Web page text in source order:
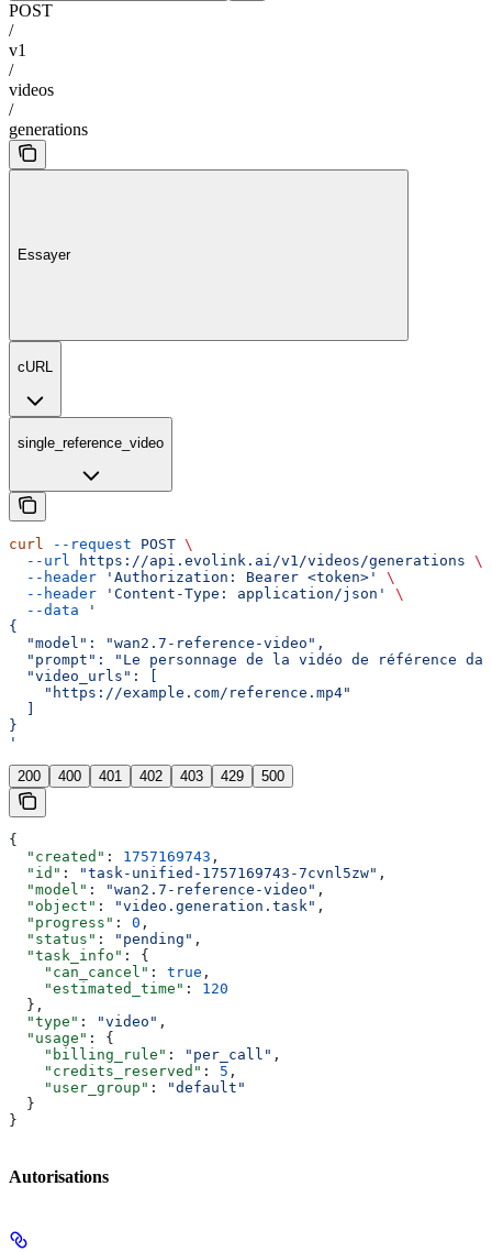
POST
/
v1
/
videos
/
generations
Essayer
cURL
single_reference_video
curl --request POST \
  --url
https://api.evolink.ai/v1/videos/generations \
  --header
'Authorization: Bearer <token>'
\
  --header
'Content-Type: application/json'
\
  --data
'
{
  "model": "wan2.7-reference-video",
"prompt": "Le personnage de la vidéo de référence
  "video_urls": [
    "https://example.com/reference.mp4"
}
'
200 400 401 402 403 429 500
{
  "created"
: 1757169743 ,
  "id"
: "task-unified-1757169743-7cvnl5zw" ,
  "model"
: "wan2.7-reference-video" ,
  "object"
: "video.generation.task" ,
  "progress"
: 0 ,
  "status"
: "pending" ,
  "task_info"
: {
    "can_cancel"
: true ,
    "estimated_time"
: 120
  },
  "type"
: "video" ,
  "usage"
: {
    "billing_rule"
: "per_call" ,
    "credits_reserved"
: 5 ,
    "user_group"
:
"default"
  }
}
Autorisations